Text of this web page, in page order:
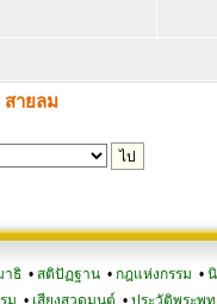
สายลม
าธิ • สติปัฏฐาน • กฎแห่งกรรม •
ม • เสียงสวดมนต์ • ประวัติพระพุท